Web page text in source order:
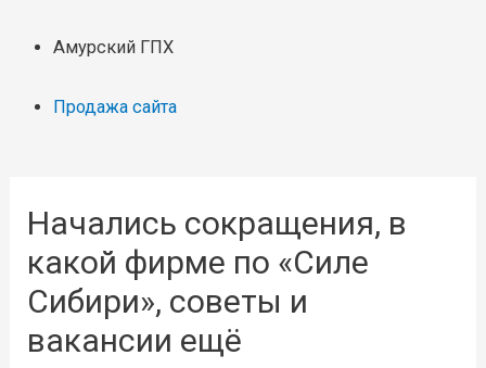
Амурский ГПХ
Продажа сайта
Начались сокращения, в
какой фирме по «Силе
Сибири», советы и
вакансии ещё